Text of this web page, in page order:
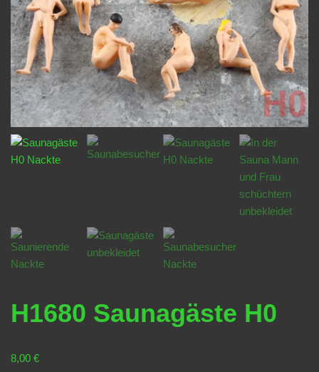
H1680 Saunagäste H0
8,00 €